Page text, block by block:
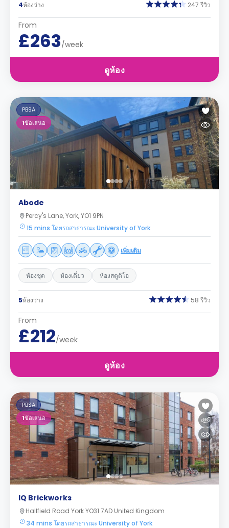
4ห้องว่าง 247 รีวิว
From
£263/week
ดูห้อง
PBSA
1ข้อเสนอ
Abode
Percy's Lane, York, YO1 9PN
15 mins โดยรถสาธารณะ University of York
เพิ่มเติม
ห้องชุด ห้องเดี่ยว ห้องสตูดิโอ
5ห้องว่าง 58 รีวิว
From
£212/week
ดูห้อง
PBSA
1ข้อเสนอ
IQ Brickworks
Hallfield Road York YO31 7AD United Kingdom
34 mins โดยรถสาธารณะ University of York